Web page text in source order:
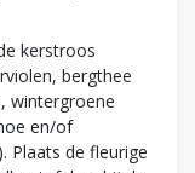
kerstroos
bergthee
wintergroene
en/of
Plaats de fleurige